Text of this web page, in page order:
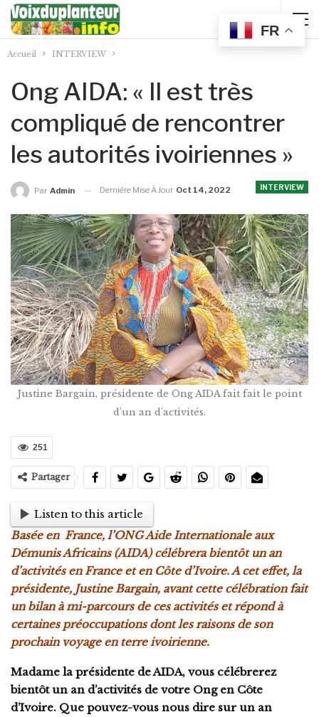
Accueil INTERVIEW
Ong AIDA: « Il est très
compliqué de rencontrer
les autorités ivoiriennes »
INTERVIEW
Par Admin Dernière Mise À Jour Oct 14, 2022
Justine Bargain, présidente de Ong AIDA fait fait le point
d'un an d'activités.
251
Partager
Listen to this article
Basée en France, l’ONG Aide Internationale aux
Démunis Africains (AIDA) célébrera bientôt un an
d’activités en France et en Côte d’Ivoire. A cet effet, la
présidente, Justine Bargain, avant cette célébration fait
un bilan à mi-parcours de ces activités et répond à
certaines préoccupations dont les raisons de son
prochain voyage en terre ivoirienne.
Madame la présidente de AIDA, vous célébrerez
bientôt un an d’activités de votre Ong en Côte
d’Ivoire. Que pouvez-vous nous dire sur un an
FR